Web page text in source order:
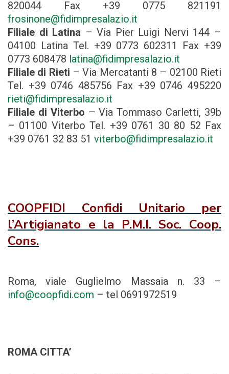
820044 Fax +39 0775 821191
frosinone@fidimpresalazio.it
Filiale di Latina – Via Pier Luigi Nervi 144 –
04100 Latina Tel. +39 0773 602311 Fax +39
0773 608478 latina@fidimpresalazio.it
Filiale di Rieti – Via Mercatanti 8 – 02100 Rieti
Tel. +39 0746 485756 Fax +39 0746 495220
rieti@fidimpresalazio.it
Filiale di Viterbo – Via Tommaso Carletti, 39b
– 01100 Viterbo Tel. +39 0761 30 80 52 Fax
+39 0761 32 83 51 viterbo@fidimpresalazio.it
COOPFIDI Confidi Unitario per
l’Artigianato e la P.M.I. Soc. Coop.
Cons.
Roma, viale Guglielmo Massaia n. 33 –
info@coopfidi.com – tel 0691972519
ROMA CITTA’